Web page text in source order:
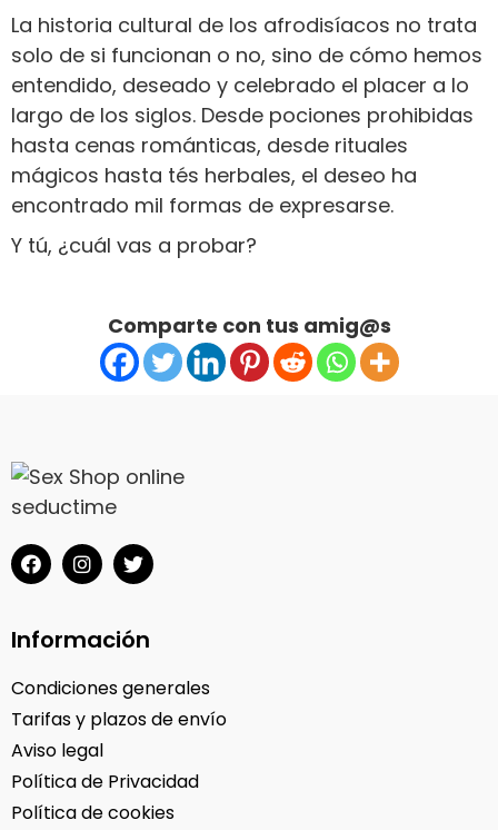
La historia cultural de los afrodisíacos no trata
solo de si funcionan o no, sino de cómo hemos
entendido, deseado y celebrado el placer a lo
largo de los siglos. Desde pociones prohibidas
hasta cenas románticas, desde rituales
mágicos hasta tés herbales, el deseo ha
encontrado mil formas de expresarse.
Y tú, ¿cuál vas a probar?
Comparte con tus amig@s
Información
Condiciones generales
Tarifas y plazos de envío
Aviso legal
Política de Privacidad
Política de cookies